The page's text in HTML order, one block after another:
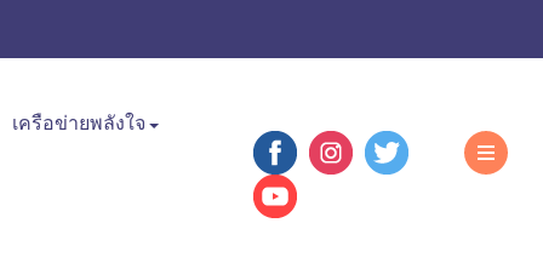
เครือข่ายพลังใจ